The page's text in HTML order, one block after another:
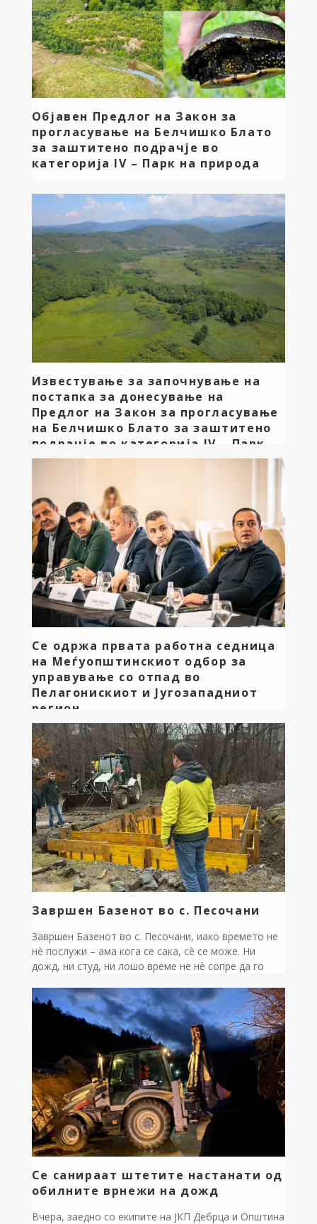
Објавен Предлог на Закон за
прогласување на Белчишко Блато
за заштитено подрачје во
категорија IV – Парк на природа
донесување на закон и официјално прогласување
на Белчишко Блато (Сини Вирој) за заштитено
подрачје во категорија IV- Парк на природата. Овој
значаен природен локалитет претставува едно од
ретките зачувани блатни подрачја во државата, со
богата биолошка разновидност, специфичен
екосистем и големо значење за заштита на птици,
[…]
Известување за започнување на
постапка за донесување на
Предлог на Закон за прогласување
на Белчишко Блато за заштитено
подрачје во категорија IV – Парк
на природа
Министерството за животна средина и просторно
планирање започна постапка за донесување на
Закон за прогласување на Белчишко Блато за
заштитено подрачје во категорија IV – Парк на
природа. Белчишко Блато претставува значајно
влажно живеалиште со висока биолошка
разновидност лоцирано во општина Дебрца, и е
важно за зачувување на ретки и загрозени
растителни и животински видови […]
Се одржа првата работна седница
на Меѓуопштинскиот одбор за
управување со отпад во
Пелагонискиот и Југозападниот
регион
Денес во Битола се одржа првата работна седница
на Меѓуопштинскиот одбор за управување со
отпад (МОУО) за Пелагонискиот и Југозападниот
регион, со што започна оперативната фаза и
исполнувањето на обврските од регионалниот
систем за управување со отпад. На седницата, на
која учествуваа сите 18 градоначалници од двата
региони во својство на членови на Одборот, како
[…]
Завршен Базенот во с. Песочани
Завршен Базенот во с. Песочани, иако времето не
нè послужи – ама кога се сака, сè се може. Ни
дожд, ни студ, ни лошо време не нè сопре да го
Крст во Песочани ќе се фрла во новиот базен. Што
сме ветиле – тоа и го правиме, зборот си е […]
Се санираат штетите настанати од
обилните врнежи на дожд
Вчера, заедно со екипите на ЈКП Дебрца и Општина